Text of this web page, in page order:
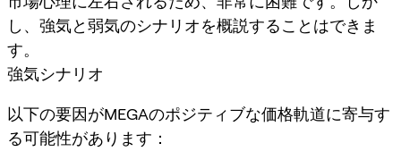
し、強気と弱気のシナリオを概説することはできま
す。
強気シナリオ
以下の要因がMEGAのポジティブな価格軌道に寄与す
る可能性があります：